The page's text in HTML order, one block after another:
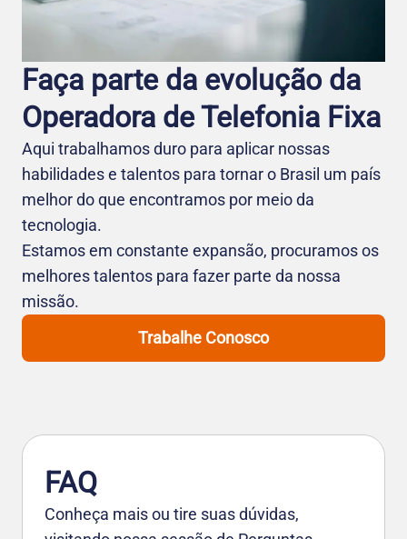
Faça parte da evolução da
Operadora de Telefo nia Fixa
Aqui trabalhamos duro para aplicar nossas
habilidades e talentos para tornar o Brasil um país
melhor do que encontramos por meio da
tecnologia.
Estamos em constante expansão, procuramos os
melhores talentos para fazer parte da nossa
missão.
Trabalhe Conosco
FAQ
Conheça mais ou tire suas dúvidas,